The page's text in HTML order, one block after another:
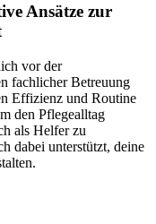
Ansätze zur
vor der
fachlicher Betreuung
Effizienz und Routine
den Pflegealltag
als Helfer zu
dabei unterstützt, deine